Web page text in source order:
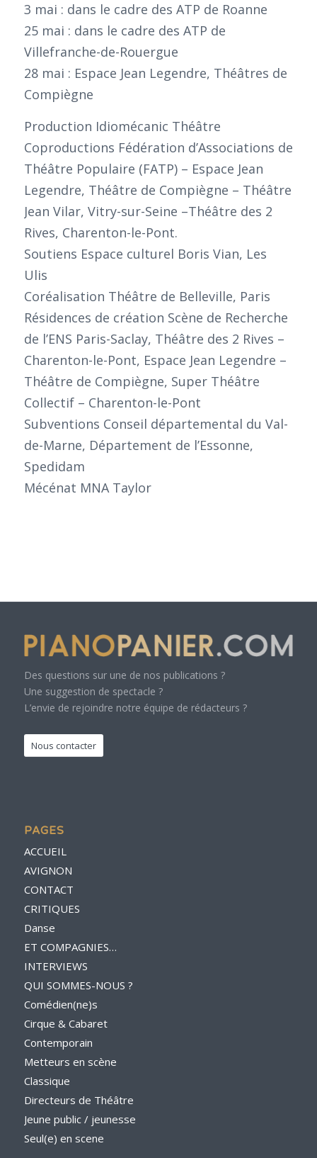
3 mai : dans le cadre des ATP de Roanne
25 mai : dans le cadre des ATP de
Villefranche-de-Rouergue
28 mai : Espace Jean Legendre, Théâtres de
Compiègne
Production Idiomécanic Théâtre
Coproductions Fédération d’Associations de
Théâtre Populaire (FATP) – Espace Jean
Legendre, Théâtre de Compiègne – Théâtre
Jean Vilar, Vitry-sur-Seine –Théâtre des 2
Rives, Charenton-le-Pont.
Soutiens Espace culturel Boris Vian, Les
Ulis
Coréalisation Théâtre de Belleville, Paris
Résidences de création Scène de Recherche
de l’ENS Paris-Saclay, Théâtre des 2 Rives –
Charenton-le-Pont, Espace Jean Legendre –
Théâtre de Compiègne, Super Théâtre
Collectif – Charenton-le-Pont
Subventions Conseil départemental du Val-
de-Marne, Département de l’Essonne,
Spedidam
Mécénat MNA Taylor
Des questions sur une de nos publications ?
Une suggestion de spectacle ?
L’envie de rejoindre notre équipe de rédacteurs ?
Nous contacter
PAGES
ACCUEIL
AVIGNON
CONTACT
CRITIQUES
Danse
ET COMPAGNIES…
INTERVIEWS
QUI SOMMES-NOUS ?
Comédien(ne)s
Cirque & Cabaret
Contemporain
Metteurs en scène
Classique
Directeurs de Théâtre
Jeune public / jeunesse
Seul(e) en scene